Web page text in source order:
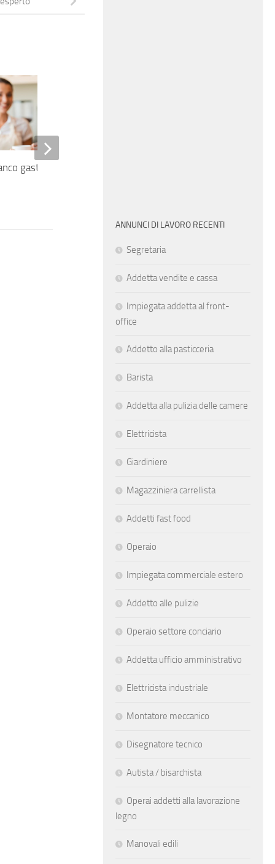
gastronomia
ANNUNCI DI LAVORO RECENTI
Segretaria
Addetta vendite e cassa
Impiegata addetta al front-
office
Addetto alla pasticceria
Barista
Addetta alla pulizia delle camere
Elettricista
Giardiniere
Magazziniera carrellista
Addetti fast food
Operaio
Impiegata commerciale estero
Addetto alle pulizie
Operaio settore conciario
Addetta ufficio amministrativo
Elettricista industriale
Montatore meccanico
Disegnatore tecnico
Autista / bisarchista
Operai addetti alla lavorazione
legno
Manovali edili